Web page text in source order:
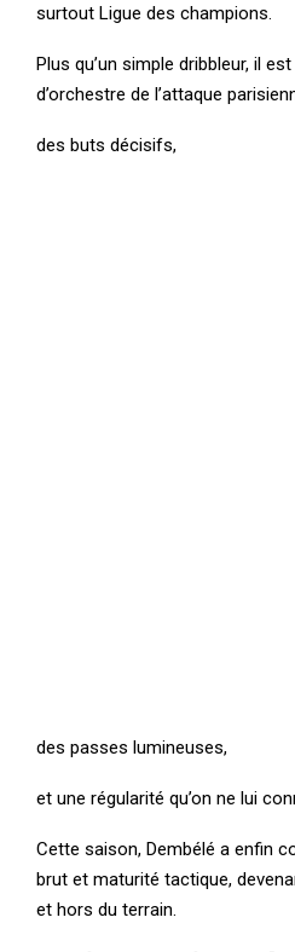
surtout Ligue des champions.
Plus qu’un simple dribbleur, il
d’orchestre de l’attaque
des buts décisifs,
des passes lumineuses,
et une régularité qu’on ne lui
Cette saison, Dembélé a enfin
brut et maturité tactique,
et hors du terrain.